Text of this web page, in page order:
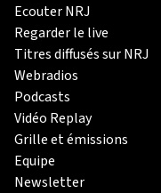
Ecouter NRJ
Regarder le live
Titres diffusés sur NRJ
Webradios
Podcasts
Vidéo Replay
Grille et émissions
Equipe
Newsletter